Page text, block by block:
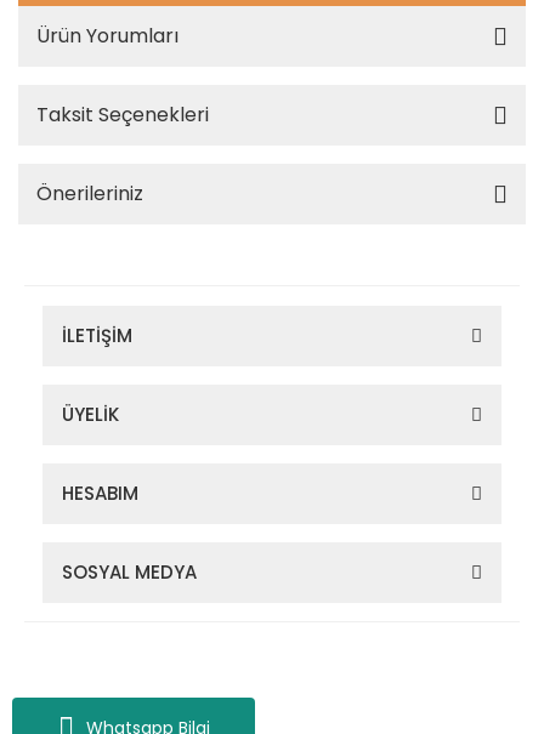
Whatsapp Bilgi
Ürün Yorumları
Taksit Seçenekleri
Önerileriniz
İLETİŞİM
ÜYELİK
HESABIM
SOSYAL MEDYA